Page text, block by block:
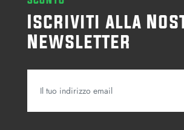
Iscriviti alla
Newsletter